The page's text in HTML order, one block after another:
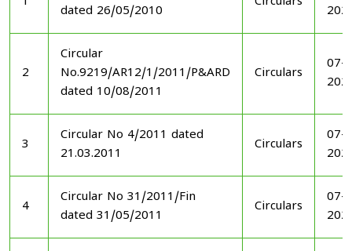
dated 26/05/2010
2
Circular
No.9219/AR12/1/2011/P&ARD
dated 10/08/2011
Circulars
07-
3
Circular No 4/2011 dated
21.03.2011
Circulars
07-
4
Circular No 31/2011/Fin
dated 31/05/2011
Circulars
07-